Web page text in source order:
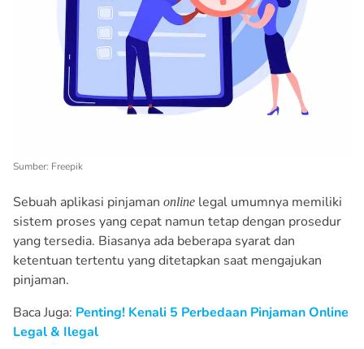
Sumber: Freepik
Sebuah aplikasi pinjaman online legal umumnya memiliki
sistem proses yang cepat namun tetap dengan prosedur
yang tersedia. Biasanya ada beberapa syarat dan
ketentuan tertentu yang ditetapkan saat mengajukan
pinjaman.
Baca Juga: Penting! Kenali 5 Perbedaan Pinjaman Online
Legal & Ilegal